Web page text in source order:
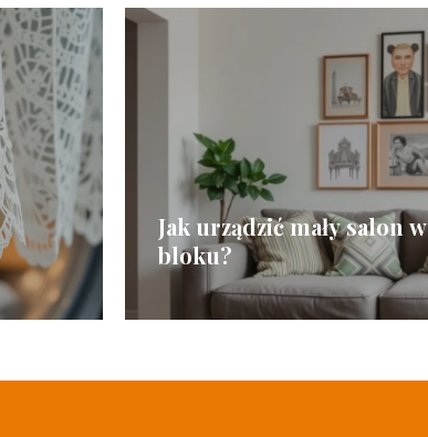
Jak urządzić mały salon w
bloku?